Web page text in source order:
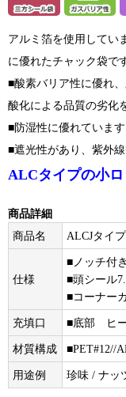
アルミ箔を使用してい
に優れたチャック袋で
■酸素バリア性に優れ
酸化による品質の劣化
■防湿性に優れています
■遮光性があり、紫外
ALCタイプの小ロ
商品詳細
商品名
ALCJタイ
仕様
■ノッチ付き
■頭シール
■コーナー
充填口 ■底部 ヒ
材質構成 ■PET#12//
用途例 珍味 / ナッ